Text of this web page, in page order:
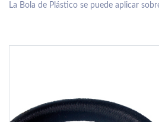
La Bola de Plástico se puede aplicar